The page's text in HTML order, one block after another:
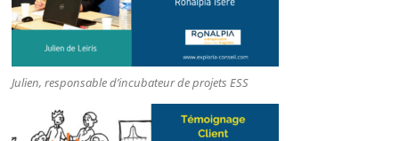
Julien, responsable d’incubateur de projets ESS